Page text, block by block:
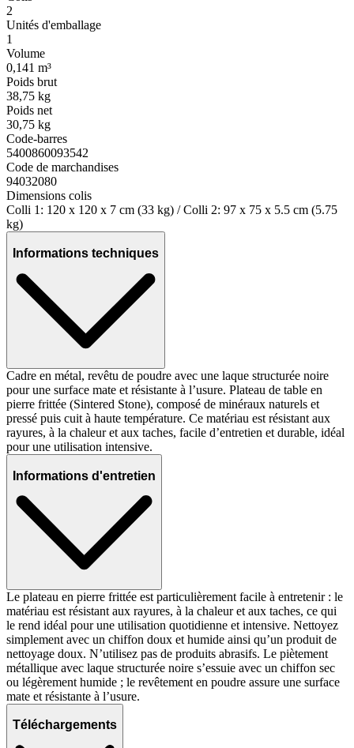
2
Unités d'emballage
1
Volume
0,141 m³
Poids brut
38,75 kg
Poids net
30,75 kg
Code-barres
5400860093542
Code de marchandises
94032080
Dimensions colis
Colli 1: 120 x 120 x 7 cm (33 kg) / Colli 2: 97 x 75 x 5.5 cm (5.75
kg)
Informations techniques
Cadre en métal, revêtu de poudre avec une laque structurée noire
pour une surface mate et résistante à l’usure. Plateau de table en
pierre frittée (Sintered Stone), composé de minéraux naturels et
pressé puis cuit à haute température. Ce matériau est résistant aux
rayures, à la chaleur et aux taches, facile d’entretien et durable, idéal
pour une utilisation intensive.
Informations d'entretien
Le plateau en pierre frittée est particulièrement facile à entretenir : le
matériau est résistant aux rayures, à la chaleur et aux taches, ce qui
le rend idéal pour une utilisation quotidienne et intensive. Nettoyez
simplement avec un chiffon doux et humide ainsi qu’un produit de
nettoyage doux. N’utilisez pas de produits abrasifs. Le piètement
métallique avec laque structurée noire s’essuie avec un chiffon sec
ou légèrement humide ; le revêtement en poudre assure une surface
mate et résistante à l’usure.
Téléchargements